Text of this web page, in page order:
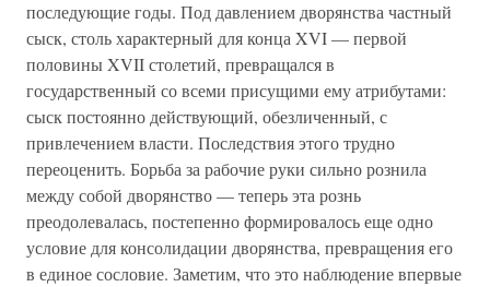
последующие годы. Под давлением дворянства частный
сыск, столь характерный для конца XVI — первой
половины XVII столетий, превращался в
государственный со всеми присущими ему атрибутами:
сыск постоянно действующий, обезличенный, с
привлечением власти. Последствия этого трудно
переоценить. Борьба за рабочие руки сильно рознила
между собой дворянство — теперь эта рознь
преодолевалась, постепенно формировалось еще одно
условие для консолидации дворянства, превращения его
в единое сословие. Заметим, что это наблюдение впервые